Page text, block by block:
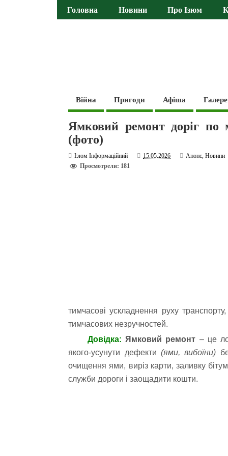
Головна Новини Про Ізюм
Війна Пригоди Афіша
Ямковий ремонт доріг по
(фото)
Ізюм Інформаційний 15.05.2026 Анонс,Новини
Просмотрели: 181
тимчасові ускладнення руху
тимчасових незручностей.
Довідка: Ямковий ремонт – це
якого-усунути дефекти (ями, вибоїни)
очищення ями, виріз карти, заливку
служби дороги і заощадити кошти.